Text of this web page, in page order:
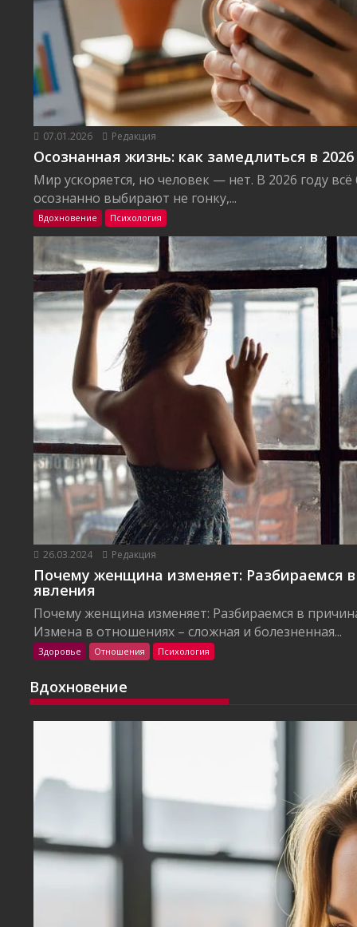
07.01.2026 Редакция
Осознанная жизнь: как замедлиться в 2026
Мир ускоряется, но человек — нет. В 2026 году
осознанно выбирают не гонку,...
Вдохновение Психология
26.03.2024 Редакция
Почему женщина изменяет: Разбираемся в
явления
Почему женщина изменяет: Разбираемся в
Измена в отношениях – сложная и болезненная...
Здоровье Отношения Психология
Вдохновение